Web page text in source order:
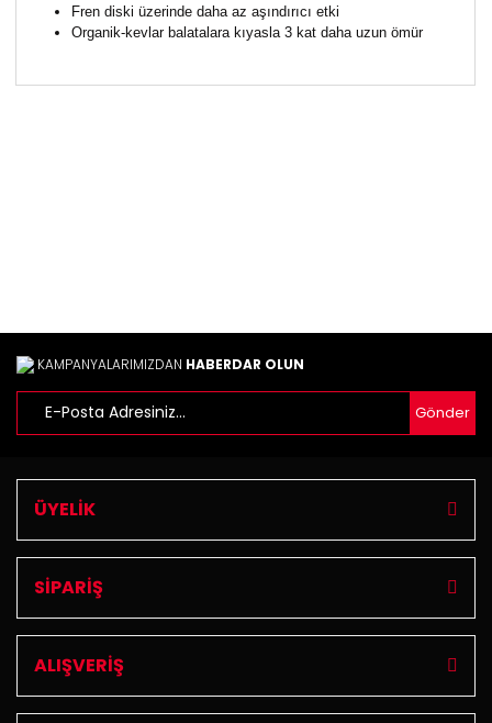
Fren diski üzerinde daha az aşındırıcı etki
Organik-kevlar balatalara kıyasla 3 kat daha uzun ömür
Ürün fiyatı diğer sitelerden daha pahalı.
Bu ürüne benzer farklı alternatifler olmalı.
KAMPANYALARIMIZDAN HABERDAR OLUN
Gönder
ÜYELİK
SİPARİŞ
ALIŞVERİŞ